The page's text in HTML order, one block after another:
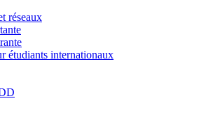
réseaux
étudiants internationaux